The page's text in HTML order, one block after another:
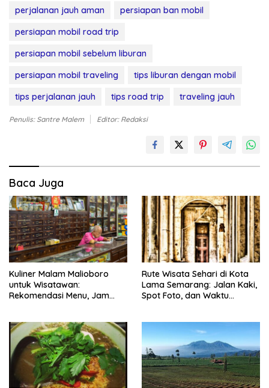
perjalanan jauh aman
persiapan ban mobil
persiapan mobil road trip
persiapan mobil sebelum liburan
persiapan mobil traveling
tips liburan dengan mobil
tips perjalanan jauh
tips road trip traveling jauh
Penulis: Santre Malem Editor: Redaksi
Baca Juga
Kuliner Malam Malioboro
untuk Wisatawan:
Rekomendasi Menu, Jam
Rute Wisata Sehari di Kota
Lama Semarang: Jalan Kaki,
Spot Foto, dan Waktu